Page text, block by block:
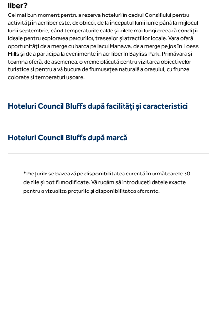
liber?
Cel mai bun moment pentru a rezerva hoteluri în cadrul Consiliului pentru
activități în aer liber este, de obicei, de la începutul lunii iunie până la mijlocul
lunii septembrie, când temperaturile calde și zilele mai lungi creează condiții
ideale pentru explorarea parcurilor, traseelor și atracțiilor locale. Vara oferă
oportunități de a merge cu barca pe lacul Manawa, de a merge pe jos în Loess
Hills și de a participa la evenimente în aer liber în Bayliss Park. Primăvara și
toamna oferă, de asemenea, o vreme plăcută pentru vizitarea obiectivelor
turistice și pentru a vă bucura de frumusețea naturală a orașului, cu frunze
colorate și temperaturi ușoare.
Hoteluri Council Bluffs după facilități și caracteristici
Hoteluri Council Bluffs după marcă
*Prețurile se bazează pe disponibilitatea curentă în următoarele 30
de zile și pot fi modificate. Vă rugăm să introduceți datele exacte
pentru a vizualiza prețurile și disponibilitatea aferente.